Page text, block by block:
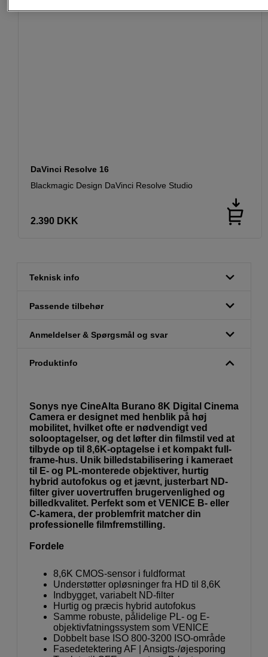
DaVinci Resolve 16
Blackmagic Design DaVinci Resolve Studio
2.390 DKK
Teknisk info
Passende tilbehør
Anmeldelser & Spørgsmål og svar
Produktinfo
Sonys nye CineAlta Burano 8K Digital Cinema
Camera er designet med henblik på høj
mobilitet, hvilket ofte er nødvendigt ved
solooptagelser, og det løfter din filmstil ved at
tilbyde op til 8,6K-optagelse i et kompakt full-
frame-hus. Unik billedstabilisering i kameraet
til E- og PL-monterede objektiver, hurtig
hybrid autofokus og et jævnt, justerbart ND-
filter giver uovertruffen brugervenlighed og
billedkvalitet. Perfekt som et VENICE B- eller
C-kamera, der problemfrit matcher din
professionelle filmfremstilling.
Fordele
8,6K CMOS-sensor i fuldformat
Understøtter opløsninger fra HD til 8,6K
Indbygget, variabelt ND-filter
Hurtig og præcis hybrid autofokus
Samme robuste, pålidelige PL- og E-
objektivfatningssystem som VENICE
Dobbelt base ISO 800-3200 ISO-område
Fasedetektering AF | Ansigts-/øjesporing